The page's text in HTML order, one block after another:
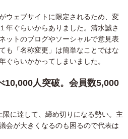
ウェブサイトに限定されるため、変
年ぐらいからありました。清水誠さ
ットのブログやソーシャルで意見表
も「名称変更」は簡単なことではな
ぐらいかかってしまいました。
10,000人突破。会員数5,000
に達して、締め切りになる勢い。主
会が大きくなるのも困るので代表は